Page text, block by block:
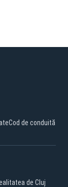
Cod de conduită
de Cluj